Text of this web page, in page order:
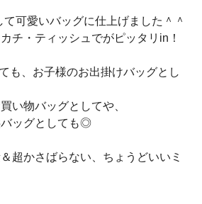
て可愛いバッグに仕上げました＾＾
チ・ティッシュでがピッタリin！
も、お子様のお出掛けバッグとし
い物バッグとしてや、
ッグとしても◎
超かさばらない、ちょうどいいミ